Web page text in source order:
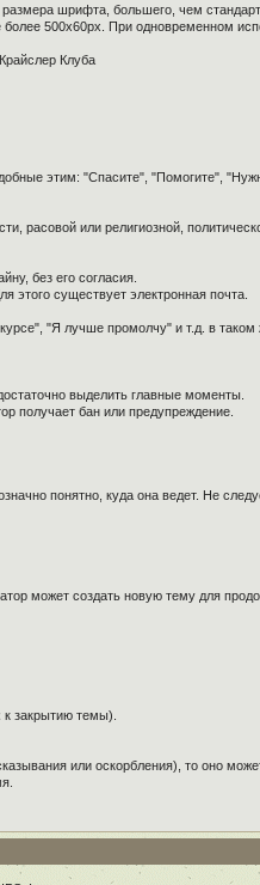
шрифта, большего, чем
500x60px. При одновременном
Клуба
этим: "Спасите", "Помогите",
расовой или религиозной,
без его согласия.
этого существует электронная почта.
"Я лучше промолчу" и т.д. в таком
выделить главные моменты.
получает бан или предупреждение.
понятно, куда она ведет. Не
может создать новую тему для
закрытию темы).
или оскорбления), то оно